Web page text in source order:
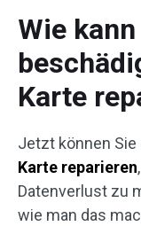
Wie
Karte
Jetzt können Sie
Karte reparieren
Datenverlust zu
wie man das